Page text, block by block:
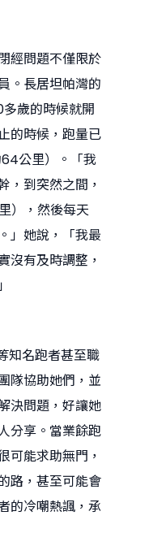
經問題不僅限於
。長居坦帕灣的
歲的時候就開
的時候，跑量已
公里）。「我
，到突然之間，
），然後每天
」她說，「我最
沒有及時調整，
名跑者甚至職
隊協助她們，並
決問題，好讓她
分享。當業餘跑
可能求助無門，
路，甚至可能會
的冷嘲熱諷，承